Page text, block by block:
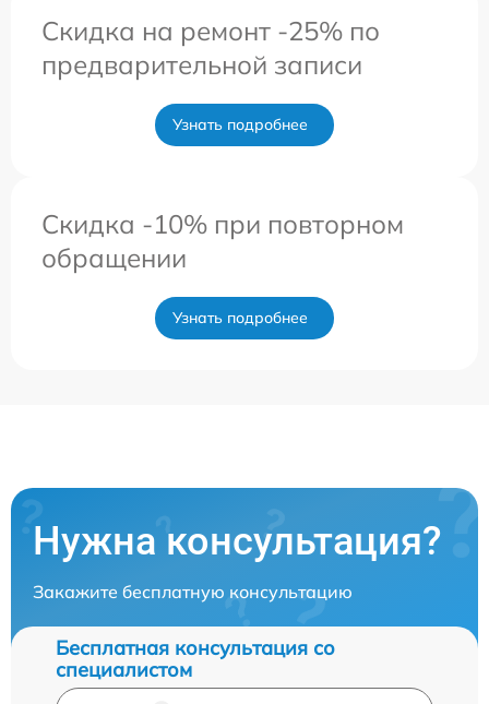
Скидка на ремонт -25% по
предварительной записи
Узнать подробнее
Скидка -10% при повторном
обращении
Узнать подробнее
Нужна консультация?
Закажите бесплатную консультацию
Бесплатная консультация со
специалистом